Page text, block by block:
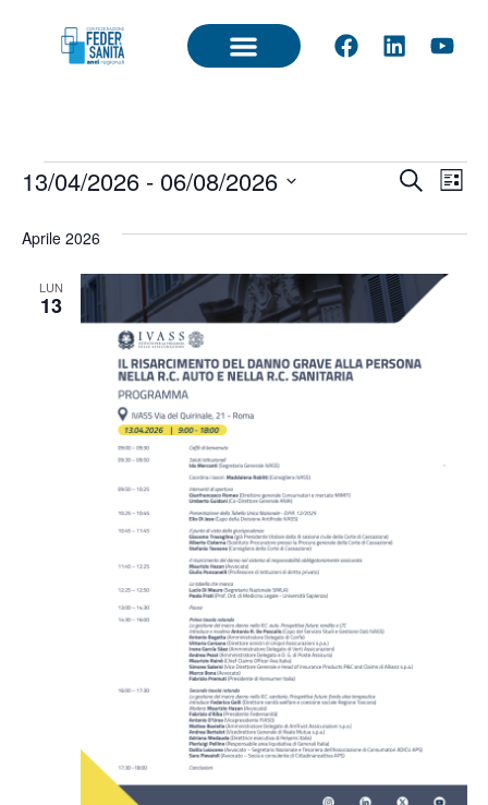
e
viste
CercaLista
13/04/2026 - 06/08/2026
data.
Aprile 2026
LUN
13